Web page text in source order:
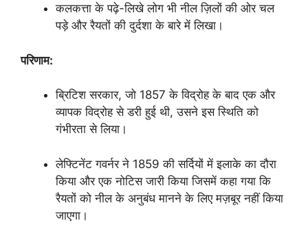
कलकत्ता के पढ़े-लिखे लोग भी नील ज़िलों की ओर चल
पड़े और रैयतों की दुर्दशा के बारे में लिखा।
परिणाम:
ब्रिटिश सरकार, जो 1857 के विद्रोह के बाद एक और
व्यापक विद्रोह से डरी हुई थी, उसने इस स्थिति को
गंभीरता से लिया।
लेफ्टिनेंट गवर्नर ने 1859 की सर्दियों में इलाके का दौरा
किया और एक नोटिस जारी किया जिसमें कहा गया कि
रैयतों को नील के अनुबंध मानने के लिए मज़बूर नहीं किया
जाएगा।